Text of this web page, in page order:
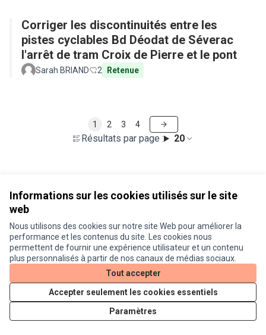
Informations sur les cookies utilisés sur le site
web
Nous utilisons des cookies sur notre site Web pour améliorer la
performance et les contenus du site. Les cookies nous
permettent de fournir une expérience utilisateur et un contenu
plus personnalisés à partir de nos canaux de médias sociaux.
Tout accepter
Accepter seulement les cookies essentiels
Paramètres
Corriger les discontinuités entre les
pistes cyclables Bd Déodat de Séverac
l'arrêt de tram Croix de Pierre et le pont
Sarah BRIAND 2 Retenue
Résultats par page : 20
1 2 3 4
Conditions d'utilisation
Paramètres des cookies
Je participe ! sur X
(Lien externe)
Je participe ! sur Facebook
Je participe ! sur Instagram
Site réalisé grâce aulogiciel libre Decidim .
Licence
(Lien